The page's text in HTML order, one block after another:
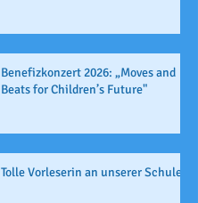
Benefizkonzert 2026: „Moves and
Beats for Children’s Future"
Tolle Vorleserin an unserer Schule